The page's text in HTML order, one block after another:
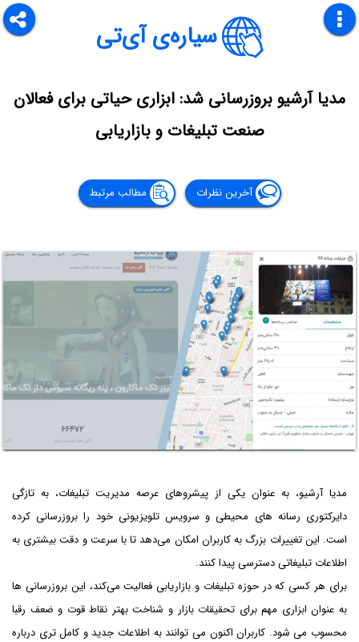
سیاره‌ی آی‌تی
مدیا آرشیو بروزرسانی شد: ابزاری حیاتی برای فعالان
صنعت تبلیغات و بازاریابی
آخرین نظرات مطالب مرتبط
مدیا آرشیو، به عنوان یکی از پیشروهای عرصه مدیریت تبلیغات، به تازگی
دایرکتوری رسانه ‌های محیطی و سرویس تلویزیونی خود را بروزرسانی کرده
است. این تغییرات بزرگ به کاربران امکان می‌دهد تا با سرعت و دقت بیشتری به
اطلاعات تبلیغاتی دسترسی پیدا کنند.
برای هر کسی که در حوزه تبلیغات و بازاریابی فعالیت می‌کند، این بروزرسانی ‌ها
به عنوان ابزاری مهم برای تحقیقات بازار و شناخت بهتر نقاط قوت و ضعف رقبا
محسوب می‌ شود. کاربران اکنون می‌ توانند به اطلاعات جدید و کامل ‌تری درباره